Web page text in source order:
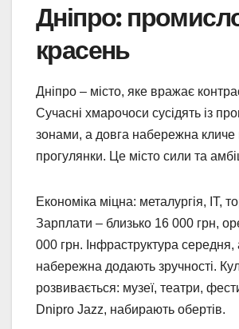
Дніпро:
красень
Дніпро – місто, яке вражає
Сучасні хмарочоси сусідять із
зонами, а довга набережна кличе
прогулянки. Це місто сили та
Економіка міцна: металургія, IT,
Зарплати – близько 16 000 грн,
000 грн. Інфраструктура середня,
набережна додають зручності.
розвивається: музеї, театри,
Dnipro Jazz, набирають обертів.